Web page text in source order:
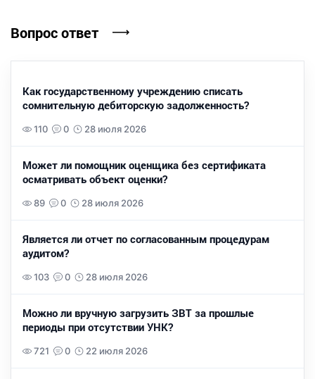
Вопрос ответ
Как государственному учреждению списать
сомнительную дебиторскую задолженность?
110 0 28 июля 2026
Может ли помощник оценщика без сертификата
осматривать объект оценки?
89 0 28 июля 2026
Является ли отчет по согласованным процедурам
аудитом?
103 0 28 июля 2026
Можно ли вручную загрузить ЗВТ за прошлые
периоды при отсутствии УНК?
721 0 22 июля 2026